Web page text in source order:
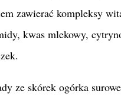
zawierać kompleksy
kwas mlekowy,
ze skórek ogórka